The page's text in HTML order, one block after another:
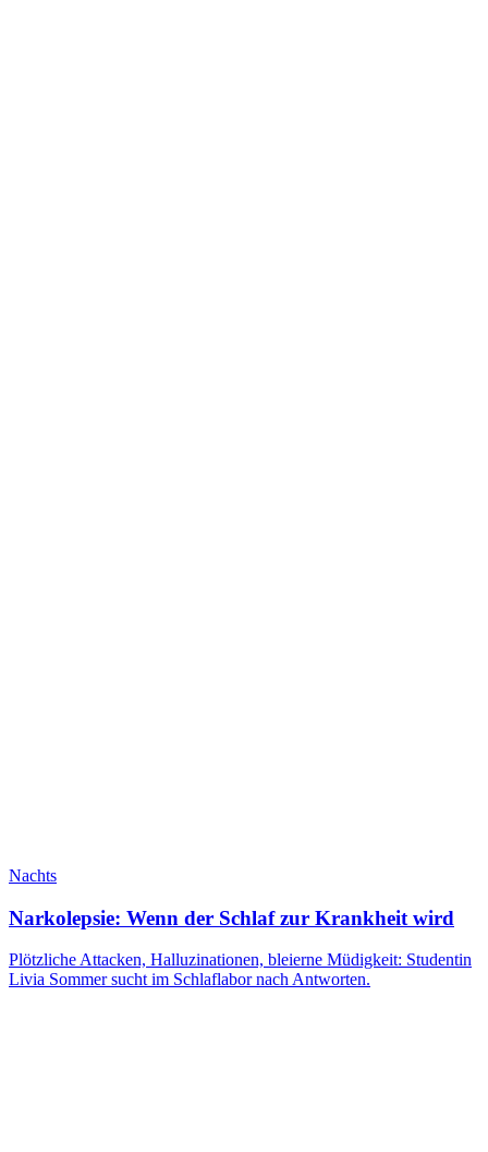
Nachts
Narkolepsie: Wenn der Schlaf zur Krankheit wird
Plötzliche Attacken, Halluzinationen, bleierne Müdigkeit: Studentin
Livia Sommer sucht im Schlaflabor nach Antworten.